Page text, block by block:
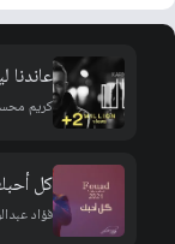
عاندنا
كريم
كل
فؤاد